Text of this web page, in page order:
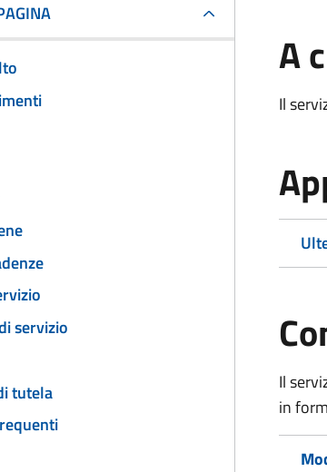
servizio
tutela
A
Il
Il
in